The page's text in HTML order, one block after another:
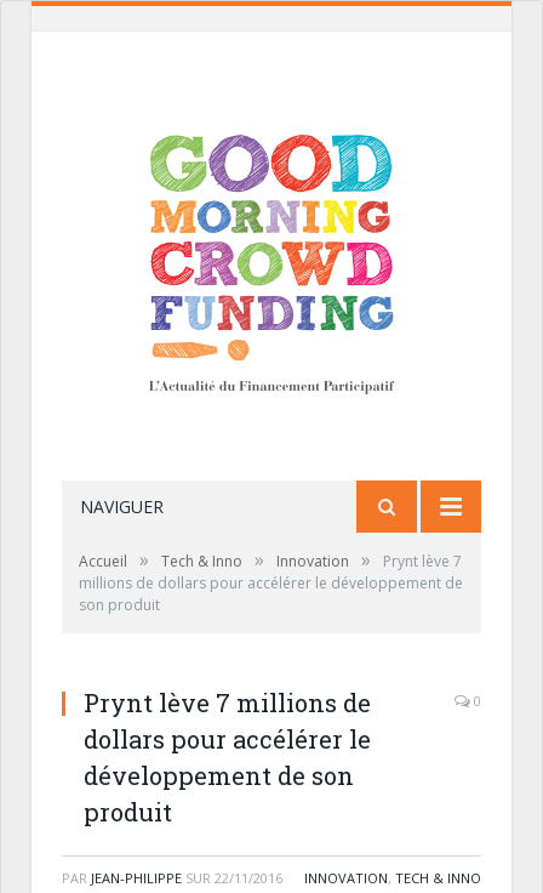
NAVIGUER
Accueil » Tech & Inno » Innovation »
Prynt lève 7
millions de dollars pour accélérer le développement de
son produit
Prynt lève 7 millions de
dollars pour accélérer le
développement de son
produit
0
PAR JEAN-PHILIPPE SUR 22/11/2016 INNOVATION, TECH & INNO